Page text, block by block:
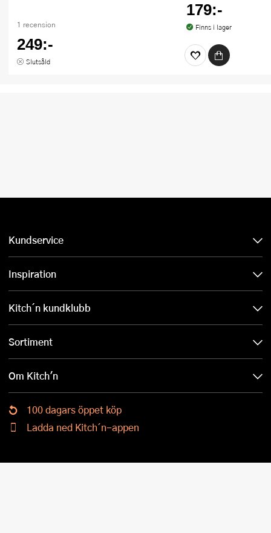
1 recension
249:-
Slutsåld
179:-
Finns i lager
Kundservice
Inspiration
Kitch´n kundklubb
Sortiment
Om Kitch'n
100 dagars öppet köp
Ladda ned Kitch´n-appen